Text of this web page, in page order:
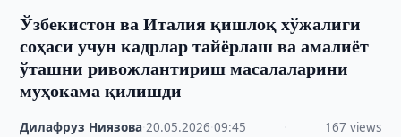
Ўзбекистон ва Италия қишлоқ хўжалиги
соҳаси учун кадрлар тайёрлаш ва амалиёт
ўташни ривожлантириш масалаларини
муҳокама қилишди
Дилафруз Ниязова ·20.05.2026 ·09:45 167 views